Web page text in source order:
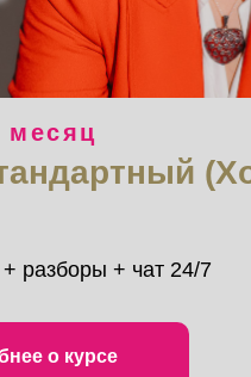
месяц
разборы + чат 24/7
о курсе